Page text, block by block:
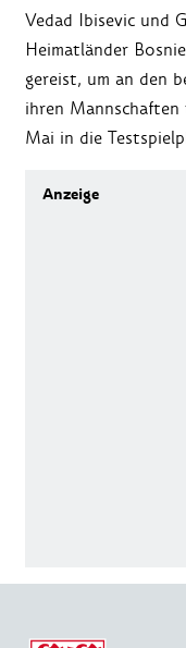
Vedad Ibisevic und
Heimatländer
gereist, um an den
ihren Mannschaften
Mai in die